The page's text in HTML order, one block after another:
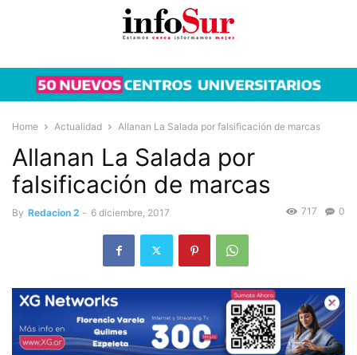
Home Actualidad Allanan La Salada por falsificación de marcas
Allanan La Salada por
falsificación de marcas
By Redacion 2 - 6 diciembre, 2017 0
717